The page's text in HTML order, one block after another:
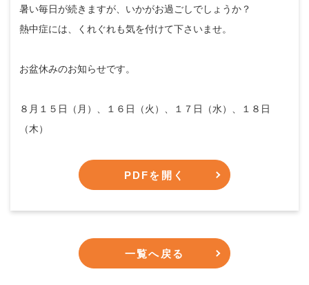
暑い毎日が続きますが、いかがお過ごしでしょうか？
熱中症には、くれぐれも気を付けて下さいませ。
お盆休みのお知らせです。
８月１５日（月）、１６日（火）、１７日（水）、１８日
（木）
PDFを開く
一覧へ戻る